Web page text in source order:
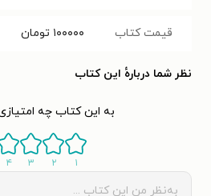
قیمت کتاب ۱۰۰۰۰۰ تومان
نظر شما دربارهٔ این کتاب
به این کتاب چه
۱ ۲ ۳ ۴